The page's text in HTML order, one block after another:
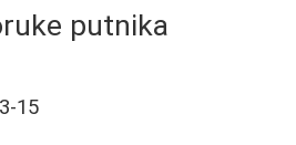
putnika
15